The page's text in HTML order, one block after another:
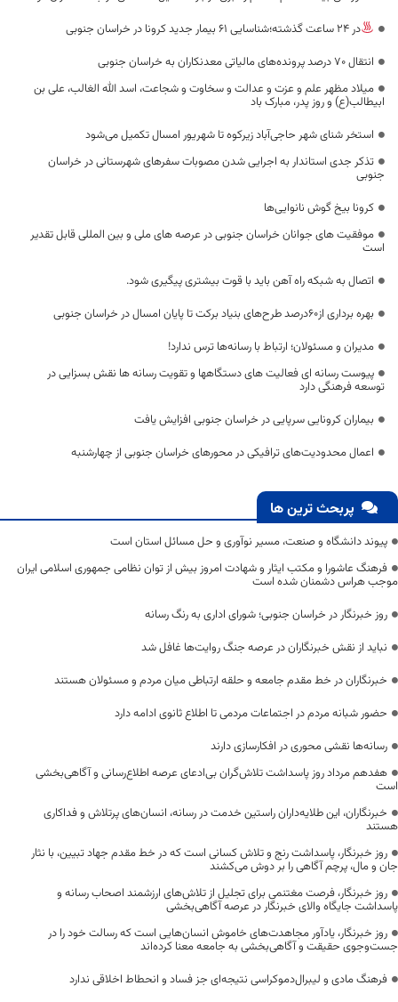
در 24 ساعت گذشته؛شناسایی 61 بیمار جدید کرونا در خراسان جنوبی
انتقال ۷۰ درصد پرونده‌های مالیاتی معدنکاران به خراسان جنوبی
میلاد مظهر علم و عزت و عدالت و سخاوت و شجاعت، اسد الله الغالب، علی بن
ابیطالب(ع) و روز پدر، مبارک باد
استخر شنای شهر حاجی‌آباد زیرکوه تا شهریور امسال تکمیل می‌شود
تذکر جدی استاندار به اجرایی شدن مصوبات سفرهای شهرستانی در خراسان
جنوبی
کرونا بیخ گوش نانوایی‌ها
موفقیت های جوانان خراسان جنوبی در عرصه های ملی و بین المللی قابل تقدیر
است
اتصال به شبکه راه آهن باید با قوت بیشتری پیگیری شود.
بهره برداری از۶۰درصد طرح‌های بنیاد برکت تا پایان امسال در خراسان جنوبی
مدیران و مسئولان؛ ارتباط با رسانه‌ها ترس ندارد!
پیوست رسانه ای فعالیت های دستگاهها و تقویت رسانه ها نقش بسزایی در
توسعه فرهنگی دارد
بیماران کرونایی سرپایی در خراسان جنوبی افزایش یافت
اعمال محدودیت‌های ترافیکی در محورهای خراسان جنوبی از چهارشنبه
پربحث ترین ها
پیوند دانشگاه و صنعت، مسیر نوآوری و حل مسائل استان است
فرهنگ عاشورا و مکتب ایثار و شهادت امروز بیش از توان نظامی جمهوری اسلامی ایران
موجب هراس دشمنان شده است
روز خبرنگار در خراسان جنوبی؛ شورای اداری به رنگ رسانه
نباید از نقش خبرنگاران در عرصه جنگ روایت‌ها غافل شد
خبرنگاران در خط مقدم جامعه و حلقه ارتباطی میان مردم و مسئولان هستند
حضور شبانه مردم در اجتماعات مردمی تا اطلاع ثانوی ادامه دارد
رسانه‌ها نقشی محوری در افکارسازی دارند
هفدهم مرداد روز پاسداشت تلاش‌گران بی‌ادعای عرصه اطلاع‌رسانی و آگاهی‌بخشی
است
خبرنگاران، این طلایه‌داران راستین خدمت در رسانه، انسان‌های پرتلاش و فداکاری
هستند
روز خبرنگار، پاسداشت رنج و تلاش کسانی است که در خط مقدم جهاد تبیین، با نثار
جان و مال، پرچم آگاهی را بر دوش می‌کشند
روز خبرنگار، فرصت مغتنمی برای تجلیل از تلاش‌های ارزشمند اصحاب رسانه و
پاسداشت جایگاه والای خبرنگار در عرصه آگاهی‌بخشی
روز خبرنگار، یادآور مجاهدت‌های خاموش انسان‌هایی است که رسالت خود را در
جست‌وجوی حقیقت و آگاهی‌بخشی به جامعه معنا کرده‌اند
فرهنگ مادی و لیبرال‌دموکراسی نتیجه‌ای جز فساد و انحطاط اخلاقی ندارد